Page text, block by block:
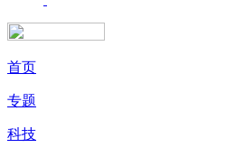
首页
专题
科技